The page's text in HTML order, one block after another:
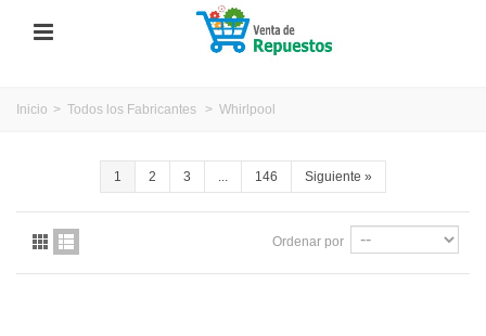
Inicio > Todos los Fabricantes > Whirlpool
1 2 3 ... 146 Siguiente »
Ordenar por